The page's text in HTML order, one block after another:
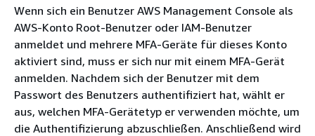
Wenn sich ein Benutzer AWS Management Console als
AWS-Konto Root-Benutzer oder IAM-Benutzer
anmeldet und mehrere MFA-Geräte für dieses Konto
aktiviert sind, muss er sich nur mit einem MFA-Gerät
anmelden. Nachdem sich der Benutzer mit dem
Passwort des Benutzers authentifiziert hat, wählt er
aus, welchen MFA-Gerätetyp er verwenden möchte, um
die Authentifizierung abzuschließen. Anschließend wird